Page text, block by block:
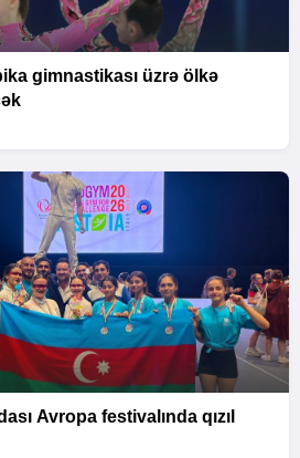
gimnastikası üzrə ölkə
Avropa festivalında qızıl